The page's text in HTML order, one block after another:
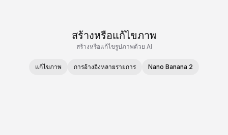
สร้างหรือแก้ไขภาพ
สร้างหรือแก้ไขรูปภาพด้วย AI
แก้ไขภาพ การอ้างอิงหลายรายการ Nano Banana 2